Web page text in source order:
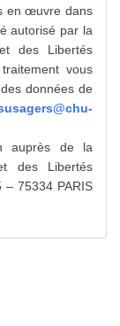
en œuvre dans
autorisé par la
des Libertés
vous
données de
auprès de la
des Libertés
75334 PARIS